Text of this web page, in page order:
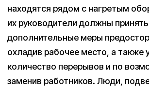
находятся рядом с нагретым
их руководители должны принять
дополнительные меры
охладив рабочее место, а также
количество перерывов и по
заменив работников. Люди,